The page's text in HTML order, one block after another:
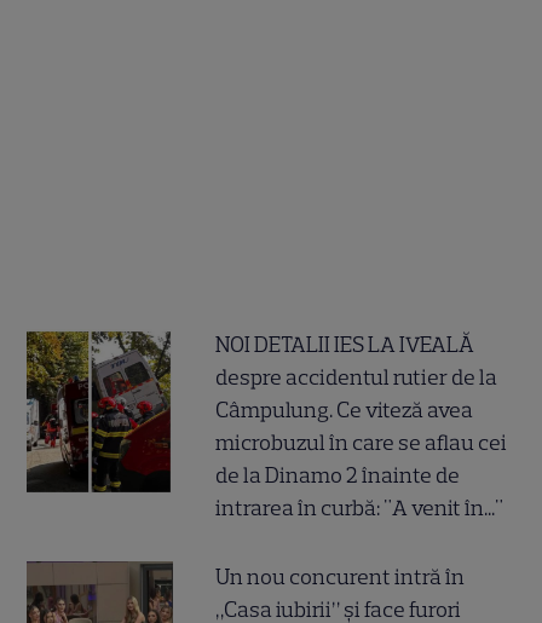
NOI DETALII IES LA IVEALĂ
despre accidentul rutier de la
Câmpulung. Ce viteză avea
microbuzul în care se aflau cei
de la Dinamo 2 înainte de
intrarea în curbă: "A venit în..."
Un nou concurent intră în
„Casa iubirii” și face furori